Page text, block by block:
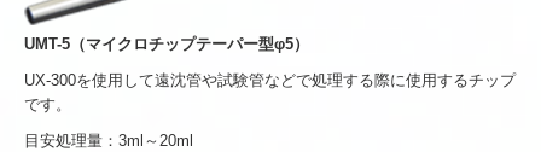
UMT-5（マイクロチップテーパー型φ5）
UX-300を使用して遠沈管や試験管などで処理する際に使用するチップ
です。
目安処理量：3ml～20ml